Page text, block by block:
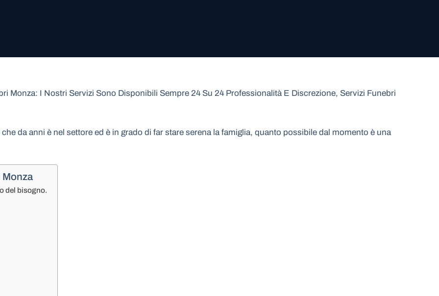
Monza: I Nostri Servizi Sono Disponibili Sempre 24 Su 24 Professionalità E Discrezione, Servizi Funebri
da anni è nel settore ed è in grado di far stare serena la famiglia, quanto possibile dal momento è una
Monza
del bisogno.